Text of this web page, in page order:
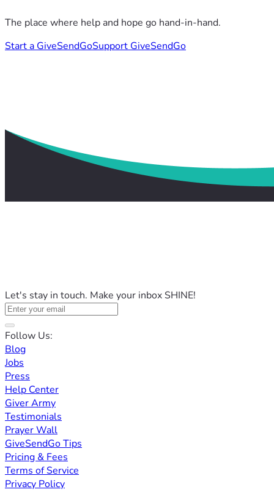
The place where help and hope go hand-in-hand.
Start a GiveSendGoSupport GiveSendGo
Let's stay in touch. Make your inbox SHINE!
Follow Us:
Blog
Jobs
Press
Help Center
Giver Army
Testimonials
Prayer Wall
GiveSendGo Tips
Pricing & Fees
Terms of Service
Privacy Policy